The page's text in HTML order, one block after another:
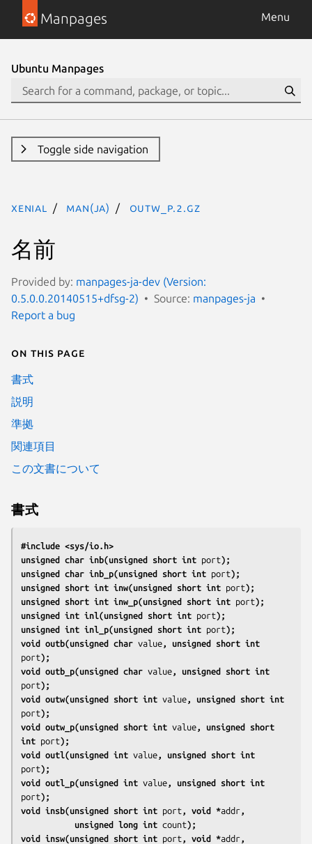
Manpages Menu
Ubuntu Manpages
Toggle side navigation
xenial man(ja) outw_p.2.gz
名前
Provided by: manpages-ja-dev (Version:
0.5.0.0.20140515+dfsg-2)
Source: manpages-ja
Report a bug
On this page
書式
説明
準拠
関連項目
この文書について
書式
#include <sys/io.h>
unsigned char inb(unsigned short int port);
unsigned char inb_p(unsigned short int port);
unsigned short int inw(unsigned short int port);
unsigned short int inw_p(unsigned short int port);
unsigned int inl(unsigned short int port);
unsigned int inl_p(unsigned short int port);
void outb(unsigned char value
port);
void outb_p(unsigned char value
port);
void outw(unsigned short int value
port);
void outw_p(unsigned short int value , unsigned short
int port);
void outl(unsigned int value
port);
void outl_p(unsigned int value
port);
void insb(unsigned short int port , void *addr ,
           unsigned long int
count);
void insw(unsigned short int port , void *addr ,